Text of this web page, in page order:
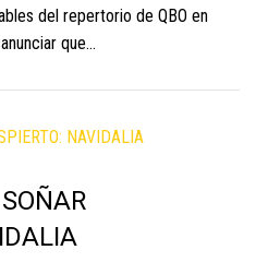
del repertorio de QBO en
que...